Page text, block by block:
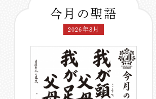
今月の聖語
2026年8月